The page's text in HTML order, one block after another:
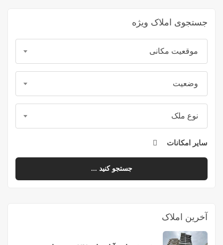
جستجوی املاک ویژه
موقعیت مکانی
وضعیت
نوع ملک
سایر امکانات
جستجو کنید ...
آخرین املاک